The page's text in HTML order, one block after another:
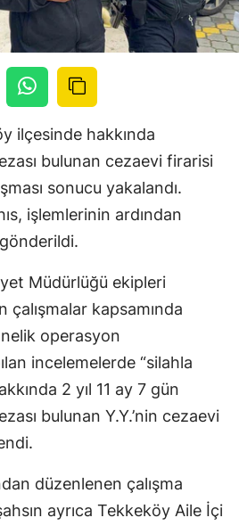
ilçesinde hakkında
bulunan cezaevi firarisi
sonucu yakalandı.
işlemlerinin ardından
Müdürlüğü ekipleri
çalışmalar kapsamında
operasyon
incelemelerde “silahla
2 yıl 11 ay 7 gün
bulunan Y.Y.’nin cezaevi
düzenlenen çalışma
ayrıca Tekkeköy Aile İçi